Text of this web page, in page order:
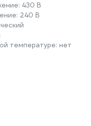
430 В
240 В
температуре: нет